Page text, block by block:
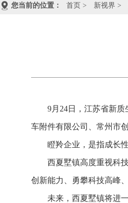
您当前的位置： 首页 > 新视界 >
9月24日，江苏省新
车附件有限公司、常州市
瞪羚企业，是指成长
西夏墅镇高度重视科
创新能力、勇攀科技高峰
未来，西夏墅镇将进